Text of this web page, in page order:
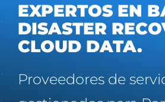
EXPERTOS EN
DISASTER
CLOUD DATA.
Proveedores de